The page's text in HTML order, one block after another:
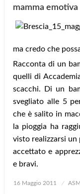
mamma emotiva
ma credo che
Racconta di un
quelli di
scacchi. Di un
svegliato alle 5
che è salito in
la pioggia ha
visto realizzarsi un
accettato e
e bravi.
Posted
16 Maggio 2011 ASM